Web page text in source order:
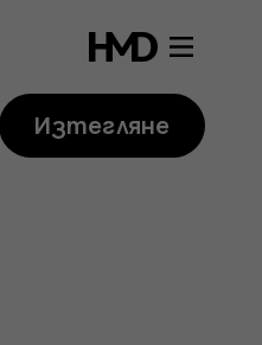
Изтегляне